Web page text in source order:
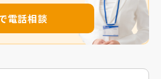
電話相談